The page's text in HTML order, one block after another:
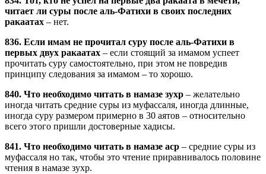
читает ли суры после аль-Фатихи в своих последних
ракаатах – нет.
836. Если имам не прочитал суру после аль-Фатихи в
первых двух ракаатах – если стоящий за имамом успеет
прочитать суру самостоятельно, при этом не повредив
принципу следования за имамом – то хорошо.
840. Что необходимо читать в намазе зухр – желательно
иногда читать средние суры из муфассаля, иногда длинные,
иногда суру размером примерно в 30 аятов – относительно
всего этого пришли достоверные хадисы.
841. Что необходимо читать в намазе аср – средние суры из
муфассаля но так, чтобы это чтение приравнивалось половине
чтения в намазе зухр.